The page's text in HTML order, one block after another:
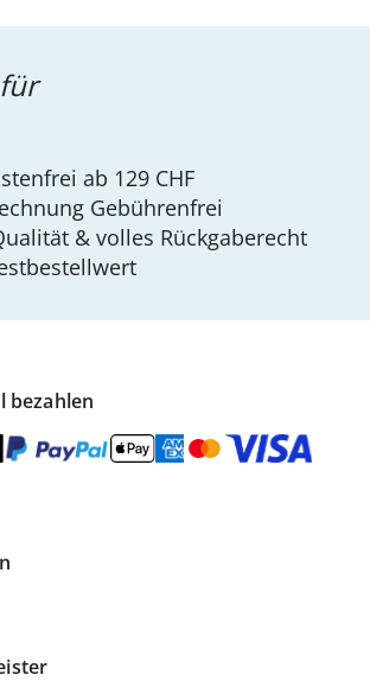
bezahlen
ab 129 CHF
Gebührenfrei
& volles Rückgaberecht